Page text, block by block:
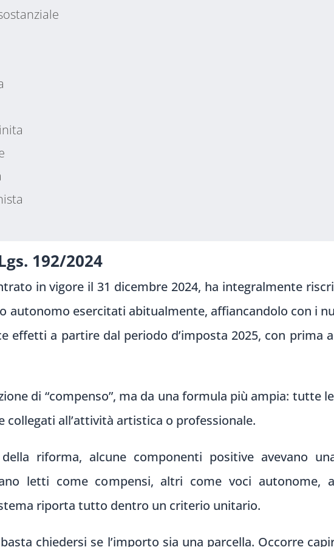
192/2024
in vigore il 31 dicembre 2024, ha integralmente
autonomo esercitati abitualmente, affiancandolo con i
effetti a partire dal periodo d’imposta 2025, con prima
di “compenso”, ma da una formula più ampia: tutte
all’attività artistica o professionale.
riforma, alcune componenti positive avevano
letti come compensi, altri come voci autonome,
riporta tutto dentro un criterio unitario.
chiedersi se l’importo sia una parcella. Occorre